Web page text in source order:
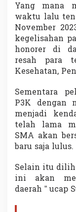
Yang mana
waktu lalu
November
kegelisahan
honorer di
resah para
Kesehatan,
Sementara
P3K dengan
menjadi
telah lama
SMA akan
baru saja lulus.
Selain itu
ini akan
daerah ” ucap